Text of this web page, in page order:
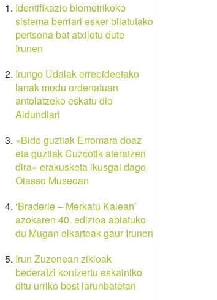
Identifikazio biometrikoko
sistema berriari esker bilatutako
pertsona bat atxilotu dute
Irunen
Irungo Udalak errepideetako
lanak modu ordenatuan
antolatzeko eskatu dio
Aldundiari
«Bide guztiak Erromara doaz
eta guztiak Cuzcotik ateratzen
dira» erakusketa ikusgai dago
Oiasso Museoan
‘Braderie – Merkatu Kalean’
azokaren 40. edizioa abiatuko
du Mugan elkarteak gaur Irunen
Irun Zuzenean zikloak
bederatzi kontzertu eskainiko
ditu urriko bost larunbatetan